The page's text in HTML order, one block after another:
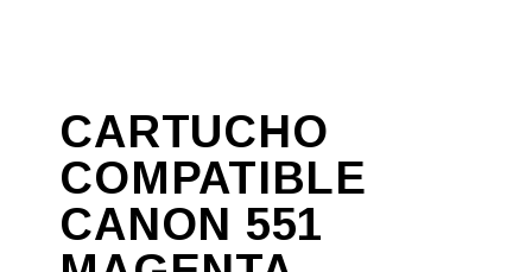
CARTUCHO
COMPATIBLE
CANON 551